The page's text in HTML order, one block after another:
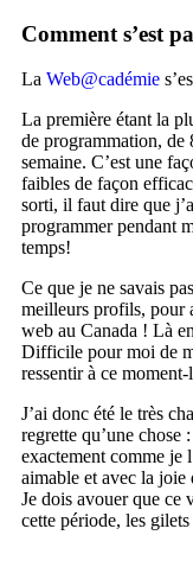
Comment s’est
La Web@cadémie
La première étant la
de programmation, de
semaine. C’est une
faibles de façon
sorti, il faut dire que
programmer pendant
temps!
Ce que je ne savais
meilleurs profils, pour
web au Canada ! Là
Difficile pour moi de
ressentir à ce moment-
J’ai donc été le très
regrette qu’une chose
exactement comme je
aimable et avec la joie
Je dois avouer que ce
cette période, les